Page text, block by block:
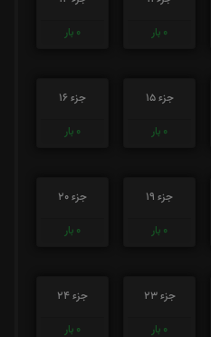
0 بار
0 بار
جزء 15
0 بار
جزء 16
0 بار
جزء 19
0 بار
جزء 20
0 بار
جزء 23
0 بار
جزء 24
0 بار